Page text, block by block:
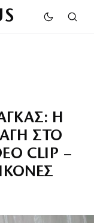
Η
ΣΤΟ
CLIP –